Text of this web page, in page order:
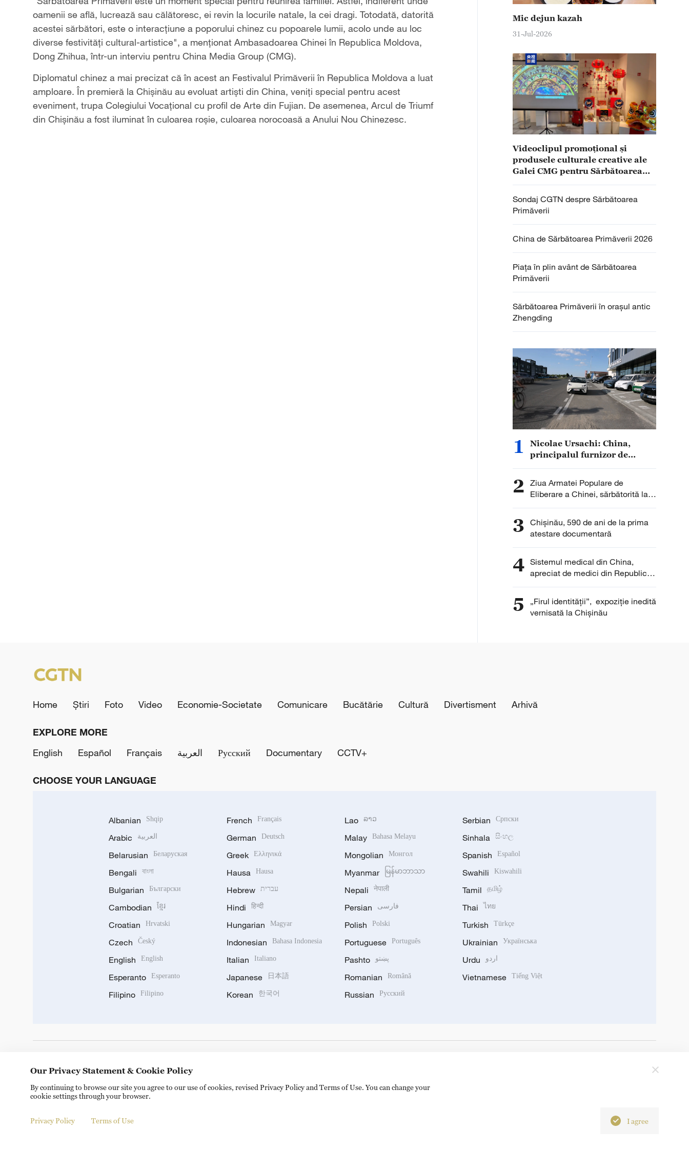
oamenii se află, lucrează sau călătoresc, ei revin la locurile natale, la cei dragi. Totodată, datorită
acestei sărbători, este o interacțiune a poporului chinez cu popoarele lumii, acolo unde au loc
diverse festivități cultural-artistice", a menționat Ambasadoarea Chinei în Republica Moldova,
Dong Zhihua, într-un interviu pentru China Media Group (CMG).
Diplomatul chinez a mai precizat că în acest an Festivalul Primăverii în Republica Moldova a luat
amploare. În premieră la Chișinău au evoluat artiști din China, veniți special pentru acest
eveniment, trupa Colegiului Vocațional cu profil de Arte din Fujian. De asemenea, Arcul de Triumf
din Chișinău a fost iluminat în culoarea roșie, culoarea norocoasă a Anului Nou Chinezesc.
Mic dejun kazah
31-Jul-2026
Videoclipul promoțional și
produsele culturale creative ale
Galei CMG pentru Sărbătoarea
Sondaj CGTN despre Sărbătoarea
Primăverii
China de Sărbătoarea Primăverii 2026
Piața în plin avânt de Sărbătoarea
Primăverii
Sărbătoarea Primăverii în orașul antic
Zhengding
1
Nicolae Ursachi: China,
principalul furnizor de
2 Ziua Armatei Populare de
Eliberare a Chinei, sărbătorită la
Chișinău
3 Chișinău, 590 de ani de la prima
atestare documentară
4 Sistemul medical din China,
apreciat de medici din Republica
Moldova pentru eficiență și
5
„Firul identității”, expoziție inedită
vernisată la Chișinău
Home Știri Foto Video Economie-Societate Comunicare Bucătărie Cultură Divertisment Arhivă
EXPLORE MORE
English
Español Français العربية Русский Documentary CCTV+
CHOOSE YOUR LANGUAGE
Albanian Shqip
Arabic العربية
Belarusian Беларуская
Bengali বাংলা
Bulgarian Български
Cambodian ខ្មែរ
Croatian Hrvatski
Czech Český
English English
Esperanto Esperanto
Filipino Filipino
French Français
German Deutsch
Greek Ελληνικά
Hausa Hausa
Hebrew עברית
Hindi हिन्दी
Hungarian Magyar
Indonesian Bahasa Indonesia
Italian Italiano
Japanese 日本語
Korean 한국어
Lao ລາວ
Malay Bahasa Melayu
Mongolian Монгол
Myanmar မြန်မာဘာသာ
Nepali नेपाली
Persian فارسی
Polish Polski
Portuguese Português
Pashto پښتو
Romanian Română
Russian Русский
Serbian Српски
Sinhala සිංහල
Spanish Español
Swahili Kiswahili
Tamil தமிழ்
Thai ไทย
Turkish Türkçe
Ukrainian Українська
Urdu اردو
Vietnamese Tiếng Việt
Copyright © 2024 CGTN. 京ICP备20000184号
Our Privacy Statement & Cookie Policy
By continuing to browse our site you agree to our use of cookies, revised Privacy Policy and Terms of Use. You can change your
cookie settings through your browser.
Privacy Policy Terms of Use I agree